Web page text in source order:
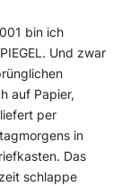
bin ich
Und zwar
auf Papier,
per
in
Das
schlappe